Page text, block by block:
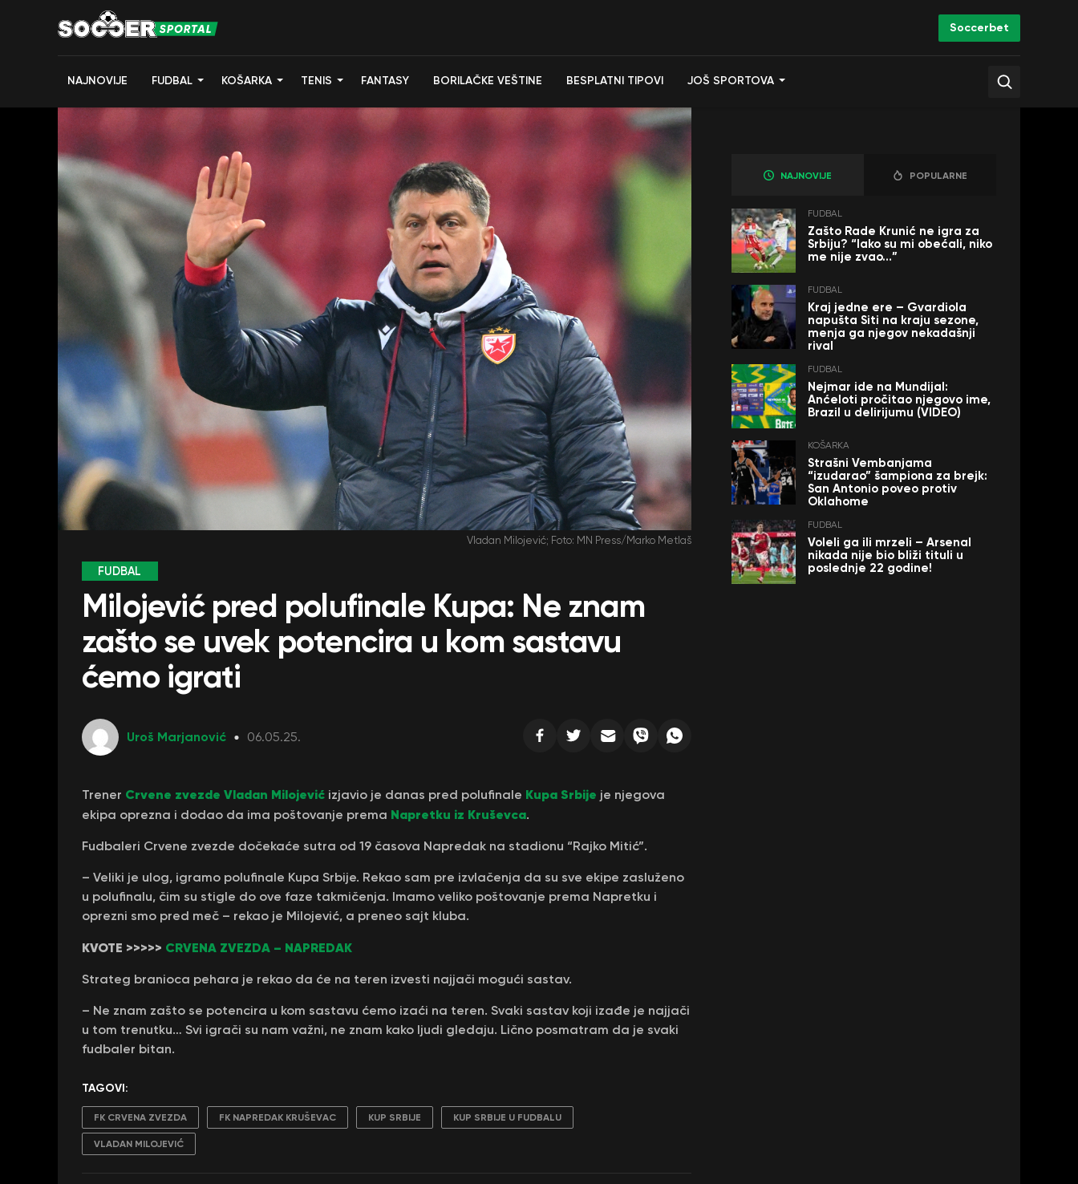
Soccerbet
NAJNOVIJE FUDBAL KOŠARKA TENIS FANTASY BORILAČKE VEŠTINE BESPLATNI TIPOVI JOŠ SPORTOVA
Vladan Milojević; Foto: MN Press/Marko Metlaš
FUDBAL
Milojević pred polufinale Kupa: Ne znam
zašto se uvek potencira u kom sastavu
ćemo igrati
Uroš Marjanović 06.05.25.
Trener Crvene zvezde Vladan Milojević izjavio je danas pred polufinale Kupa Srbije je njegova
ekipa oprezna i dodao da ima poštovanje prema Napretku iz Kruševca.
Fudbaleri Crvene zvezde dočekaće sutra od 19 časova Napredak na stadionu “Rajko Mitić”.
– Veliki je ulog, igramo polufinale Kupa Srbije. Rekao sam pre izvlačenja da su sve ekipe zasluženo
u polufinalu, čim su stigle do ove faze takmičenja. Imamo veliko poštovanje prema Napretku i
oprezni smo pred meč – rekao je Milojević, a preneo sajt kluba.
KVOTE >>>>> CRVENA ZVEZDA – NAPREDAK
Strateg branioca pehara je rekao da će na teren izvesti najjači mogući sastav.
– Ne znam zašto se potencira u kom sastavu ćemo izaći na teren. Svaki sastav koji izađe je najjači
u tom trenutku… Svi igrači su nam važni, ne znam kako ljudi gledaju. Lično posmatram da je svaki
fudbaler bitan.
TAGOVI:
FK CRVENA ZVEZDA FK NAPREDAK KRUŠEVAC KUP SRBIJE KUP SRBIJE U FUDBALU
VLADAN MILOJEVIĆ
NAJNOVIJE POPULARNE
FUDBAL
Zašto Rade Krunić ne igra za
Srbiju? “Iako su mi obećali, niko
me nije zvao…”
FUDBAL
Kraj jedne ere – Gvardiola
napušta Siti na kraju sezone,
menja ga njegov nekadašnji
rival
FUDBAL
Nejmar ide na Mundijal:
Anćeloti pročitao njegovo ime,
Brazil u delirijumu (VIDEO)
KOŠARKA
Strašni Vembanjama
“izudarao” šampiona za brejk:
San Antonio poveo protiv
Oklahome
FUDBAL
Voleli ga ili mrzeli – Arsenal
nikada nije bio bliži tituli u
poslednje 22 godine!